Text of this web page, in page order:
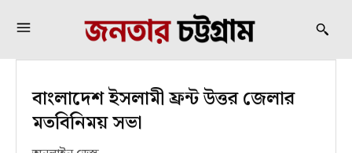
বাংলাদেশ ইসলামী ফ্রন্ট উত্তর জেলার
মতবিনিময় সভা